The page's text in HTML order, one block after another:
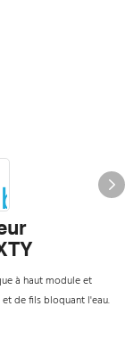
à haut module et
de fils bloquant l'eau.